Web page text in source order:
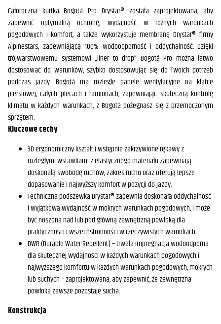
Całoroczna kurtka Bogotá Pro Drystar® została zaprojektowana, aby
zapewnić optymalną ochronę, wydajność w różnych warunkach
pogodowych i komfort, a także wykorzystuje membranę Drystar® firmy
Alpinestars, zapewniającą 100% wodoodporność i oddychalność. Dzięki
trójwarstwowemu systemowi „liner to drop” Bogotá Pro można łatwo
dostosować do warunków, szybko dostosowując się do Twoich potrzeb
podczas jazdy. Bogotá ma rozległe panele wentylacyjne na klatce
piersiowej, całych plecach i ramionach, zapewniając skuteczną kontrolę
klimatu w każdych warunkach, z Bogotá pożegnasz się z przemoczonym
sprzętem.
Kluczowe cechy
3D ergonomiczny kształt i wstępnie zakrzywione rękawy z
rozległymi wstawkami z elastycznego materiału zapewniają
doskonałą swobodę ruchów, zakres ruchu oraz oferują lepsze
dopasowanie i najwyższy komfort w pozycji do jazdy.
Techniczna podszewka Drystar® zapewnia doskonałą oddychalność
i wyjątkową wydajność w mokrych warunkach pogodowych, i może
być noszona nad lub pod główną zewnętrzną powłoką dla
praktyczności i wszechstronności w rzeczywistych warunkach.
DWR (Durable Water Repellent) – trwała impregnacja wodoodporna
dla skutecznej wydajności w każdych warunkach pogodowych i
najwyższego komfortu w każdych warunkach pogodowych, mokrych
lub suchych – zaprojektowana, aby zapewnić, że zewnętrzna
powłoka zawsze pozostaje sucha.
Konstrukcja